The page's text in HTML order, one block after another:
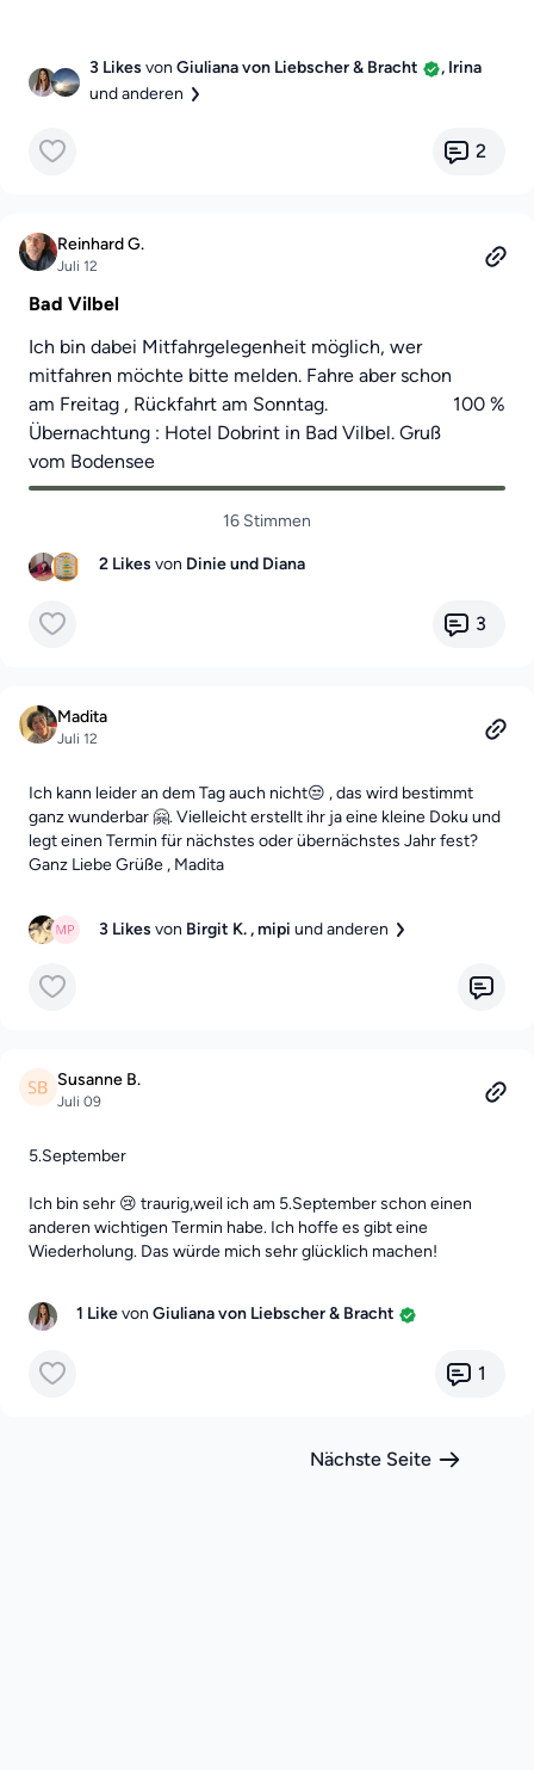
Kontobenötigt.
gerne per E-Mail an
bracht.com
senden. Schreibt dazu bitte einfach den Satz:
verwenden darf.“
Ich freue mich schon riesig auf eure Geschichten und bin
zusammenkommen. Gemeinsam machen wir unser erstes
Community Event zu etwas ganz Besonderem. 💛
Liebe Grüße
Giuliana
3 Likes von Giuliana von Liebscher & Bracht
, Irina
und anderen
2
Reinhard G.
Juli 12
Bad Vilbel
Ich bin dabei Mitfahrgelegenheit möglich, wer
mitfahren möchte bitte melden. Fahre aber schon
am Freitag , Rückfahrt am Sonntag.
Übernachtung : Hotel Dobrint in Bad Vilbel. Gruß
vom Bodensee
100 %
16 Stimmen
2 Likes von Dinieund Diana
3
Madita
Juli 12
Ich kann leider an dem Tag auch nicht😒 , das wird bestimmt
ganz wunderbar 🤗. Vielleicht erstellt ihr ja eine kleine Doku und
legt einen Termin für nächstes oder übernächstes Jahr fest?
Ganz Liebe Grüße , Madita
3 Likes von Birgit K. , mipi und anderen
Susanne B.
Juli 09
5.September
Ich bin sehr 😢 traurig,weil ich am 5.September schon einen
anderen wichtigen Termin habe. Ich hoffe es gibt eine
Wiederholung. Das würde mich sehr glücklich machen!
1 Likevon Giuliana von Liebscher & Bracht
1
Nächste Seite